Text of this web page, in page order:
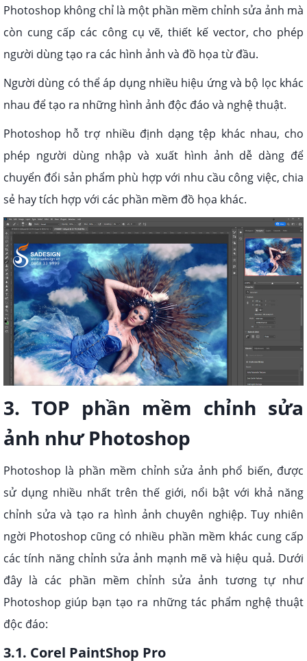
Photoshop không chỉ là một phần mềm chỉnh sửa ảnh mà
còn cung cấp các công cụ vẽ, thiết kế vector, cho phép
người dùng tạo ra các hình ảnh và đồ họa từ đầu.
Người dùng có thể áp dụng nhiều hiệu ứng và bộ lọc khác
nhau để tạo ra những hình ảnh độc đáo và nghệ thuật.
Photoshop hỗ trợ nhiều định dạng tệp khác nhau, cho
phép người dùng nhập và xuất hình ảnh dễ dàng để
chuyển đổi sản phẩm phù hợp với nhu cầu công việc, chia
sẻ hay tích hợp với các phần mềm đồ họa khác.
3. TOP phần mềm chỉnh sửa
ảnh như Photoshop
Photoshop là phần mềm chỉnh sửa ảnh phổ biến, được
sử dụng nhiều nhất trên thế giới, nổi bật với khả năng
chỉnh sửa và tạo ra hình ảnh chuyên nghiệp. Tuy nhiên
ngời Photoshop cũng có nhiều phần mềm khác cung cấp
các tính năng chỉnh sửa ảnh mạnh mẽ và hiệu quả. Dưới
đây là các phần mềm chỉnh sửa ảnh tương tự như
Photoshop giúp bạn tạo ra những tác phẩm nghệ thuật
độc đáo:
3.1. Corel PaintShop Pro